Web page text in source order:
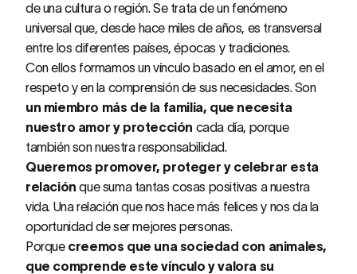
de una cultura o región. Se trata de un fenómeno
universal que, desde hace miles de años, es transversal
entre los diferentes países, épocas y tradiciones.
Con ellos formamos un vínculo basado en el amor, en el
respeto y en la comprensión de sus necesidades. Son
un miembro más de la familia, que necesita
nuestro amor y protección cada día, porque
también son nuestra responsabilidad.
Queremos promover, proteger y celebrar esta
relación que suma tantas cosas positivas a nuestra
vida. Una relación que nos hace más felices y nos da la
oportunidad de ser mejores personas.
Porque creemos que una sociedad con animales,
que comprende este vínculo y valora su